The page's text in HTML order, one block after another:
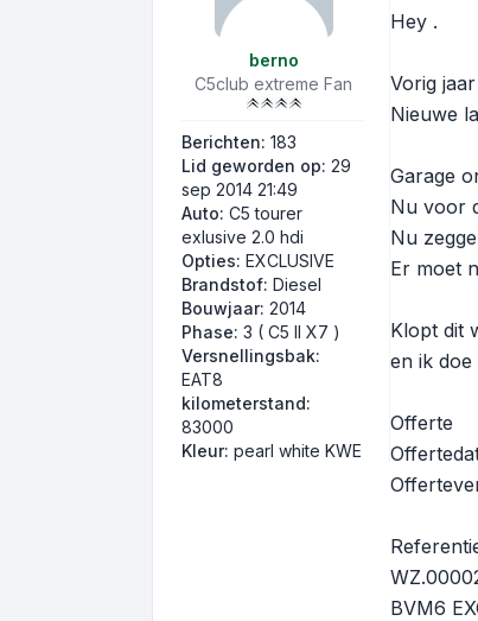
berno
C5club extreme Fan
Berichten: 183
Lid geworden op: 29
sep 2014 21:49
Auto: C5 tourer
exlusive 2.0 hdi
Opties: EXCLUSIVE
Brandstof: Diesel
Bouwjaar: 2014
Phase: 3 ( C5 II X7 )
Versnellingsbak:
EAT8
kilometerstand:
83000
Kleur: pearl white KWE
Hey .
Vorig
Nieuwe
Garage
Nu voor
Nu
Er moet
Klopt dit
en ik
Offerte
BVM6